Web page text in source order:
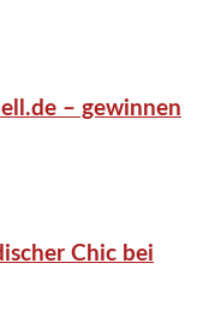
– gewinnen
Chic bei